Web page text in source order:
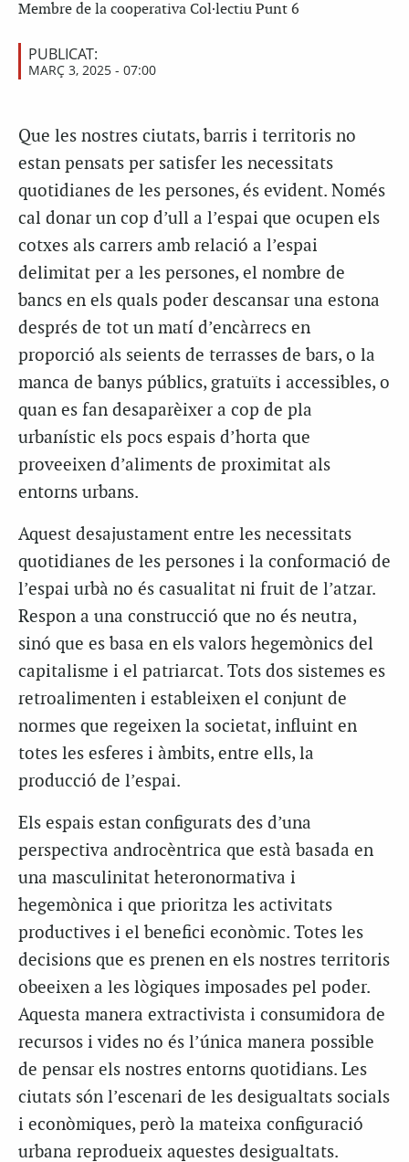
Membre de la cooperativa Col·lectiu Punt 6
PUBLICAT:
MARÇ 3, 2025 - 07:00
Que les nostres ciutats, barris i territoris no
estan pensats per satisfer les necessitats
quotidianes de les persones, és evident. Només
cal donar un cop d’ull a l’espai que ocupen els
cotxes als carrers amb relació a l’espai
delimitat per a les persones, el nombre de
bancs en els quals poder descansar una estona
després de tot un matí d’encàrrecs en
proporció als seients de terrasses de bars, o la
manca de banys públics, gratuïts i accessibles, o
quan es fan desaparèixer a cop de pla
urbanístic els pocs espais d’horta que
proveeixen d’aliments de proximitat als
entorns urbans.
Aquest desajustament entre les necessitats
quotidianes de les persones i la conformació de
l’espai urbà no és casualitat ni fruit de l’atzar.
Respon a una construcció que no és neutra,
sinó que es basa en els valors hegemònics del
capitalisme i el patriarcat. Tots dos sistemes es
retroalimenten i estableixen el conjunt de
normes que regeixen la societat, influint en
totes les esferes i àmbits, entre ells, la
producció de l’espai.
Els espais estan configurats des d’una
perspectiva androcèntrica que està basada en
una masculinitat heteronormativa i
hegemònica i que prioritza les activitats
productives i el benefici econòmic. Totes les
decisions que es prenen en els nostres territoris
obeeixen a les lògiques imposades pel poder.
Aquesta manera extractivista i consumidora de
recursos i vides no és l’única manera possible
de pensar els nostres entorns quotidians. Les
ciutats són l’escenari de les desigualtats socials
i econòmiques, però la mateixa configuració
urbana reprodueix aquestes desigualtats.